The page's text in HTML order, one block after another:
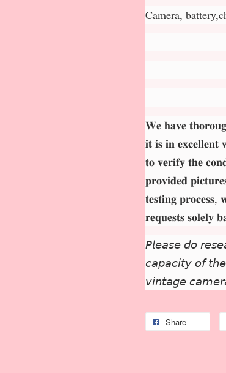
Camera,
𝐖𝐞 𝐡𝐚𝐯𝐞
𝐢𝐭 𝐢𝐬 𝐢𝐧
𝐭𝐨 𝐯𝐞𝐫𝐢𝐟𝐲 𝐭𝐡𝐞
𝐩𝐫𝐨𝐯𝐢𝐝𝐞𝐝
𝐭𝐞𝐬𝐭𝐢𝐧𝐠
𝐫𝐞𝐪𝐮𝐞𝐬𝐭𝐬 𝐬𝐨𝐥𝐞𝐥𝐲
𝘗𝘭𝘦𝘢𝘴𝘦 𝘥𝘰
𝘤𝘢𝘱𝘢𝘤𝘪𝘵𝘺 𝘰𝘧
𝘷𝘪𝘯𝘵𝘢𝘨𝘦
Share